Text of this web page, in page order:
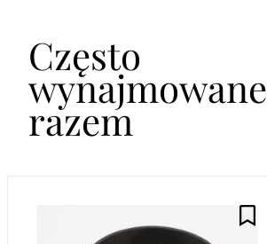
Często
wynajmowane
razem